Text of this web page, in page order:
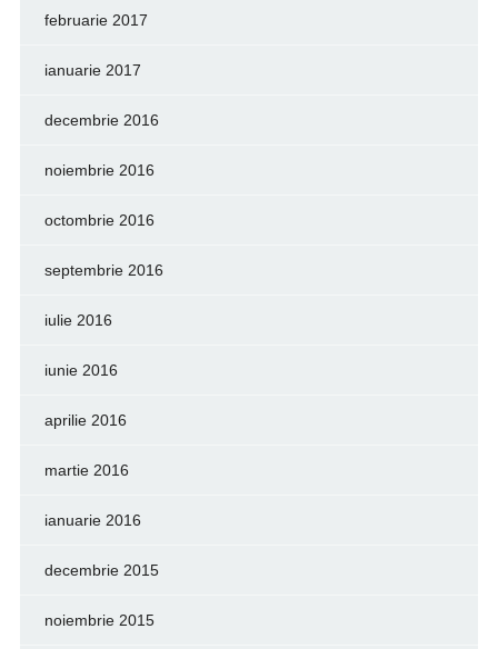
februarie 2017
ianuarie 2017
decembrie 2016
noiembrie 2016
octombrie 2016
septembrie 2016
iulie 2016
iunie 2016
aprilie 2016
martie 2016
ianuarie 2016
decembrie 2015
noiembrie 2015